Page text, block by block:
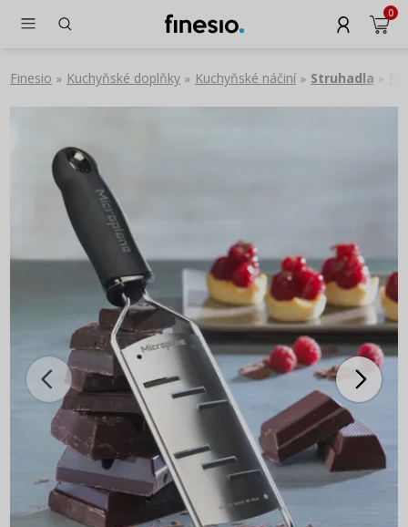
0
Finesio » Kuchyňské doplňky » Kuchyňské náčiní » Struhadla »